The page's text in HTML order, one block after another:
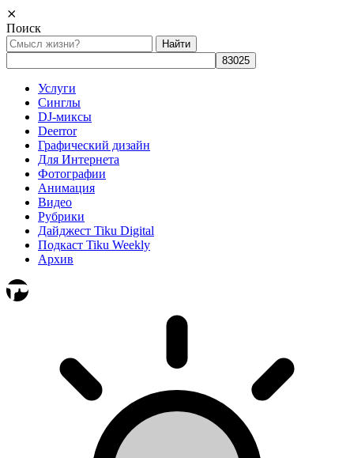
⨯
Поиск
Найти:
Услуги
Синглы
DJ-миксы
Deerror
Графический дизайн
Для Интернета
Фотографии
Анимация
Видео
Рубрики
Дайджест Tiku Digital
Подкаст Tiku Weekly
Архив